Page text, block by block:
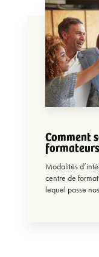
Comment
Modalités
centre de
lequel passe